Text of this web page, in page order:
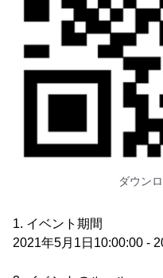
ダウン
1. イベント期間
2021年5月1日10:00:00 -